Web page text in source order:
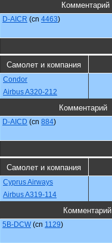
Комментарий
D-AICR (cn 4463)
Самолет и компания
Condor
Airbus A320-212
Комментарий
D-AICD (cn 884)
Самолет и компания
Cyprus Airways
Airbus A319-114
Комментарий
5B-DCW (cn 1129)